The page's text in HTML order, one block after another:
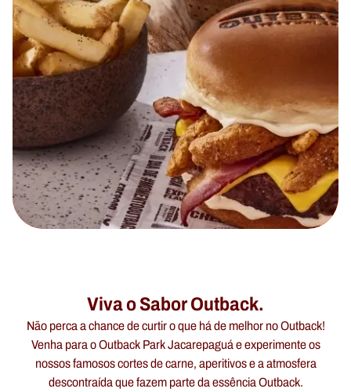
Viva o Sabor Outback.
Não perca a chance de curtir o que há de melhor no Outback!
Venha para o Outback Park Jacarepaguá e experimente os
nossos famosos cortes de carne, aperitivos e a atmosfera
descontraída que fazem parte da essência Outback.